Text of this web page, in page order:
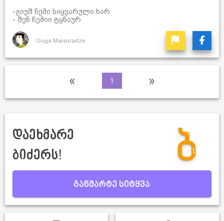
-გიუშ ჩემი სიყვარული ხარ
- შენ ჩემიი ტყნაურ
Guga Maisuradze
« 1 »
დაეხმარე
ბიძერს!
განმარტე სიტყვა